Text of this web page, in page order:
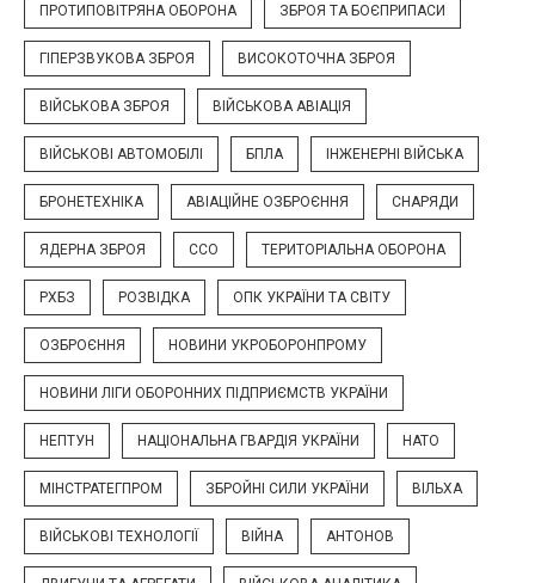
ПРОТИПОВІТРЯНА ОБОРОНА ЗБРОЯ ТА БОЄПРИПАСИ
ГІПЕРЗВУКОВА ЗБРОЯ ВИСОКОТОЧНА ЗБРОЯ
ВІЙСЬКОВА ЗБРОЯ ВІЙСЬКОВА АВІАЦІЯ
ВІЙСЬКОВІ АВТОМОБІЛІ БПЛА ІНЖЕНЕРНІ ВІЙСЬКА
БРОНЕТЕХНІКА АВІАЦІЙНЕ ОЗБРОЄННЯ СНАРЯДИ
ЯДЕРНА ЗБРОЯ ССО ТЕРИТОРІАЛЬНА ОБОРОНА
РХБЗ РОЗВІДКА ОПК УКРАЇНИ ТА СВІТУ
ОЗБРОЄННЯ НОВИНИ УКРОБОРОНПРОМУ
НОВИНИ ЛІГИ ОБОРОННИХ ПІДПРИЄМСТВ УКРАЇНИ
НЕПТУН НАЦІОНАЛЬНА ГВАРДІЯ УКРАЇНИ НАТО
МІНСТРАТЕГПРОМ ЗБРОЙНІ СИЛИ УКРАЇНИ ВІЛЬХА
ВІЙСЬКОВІ ТЕХНОЛОГІЇ ВІЙНА АНТОНОВ